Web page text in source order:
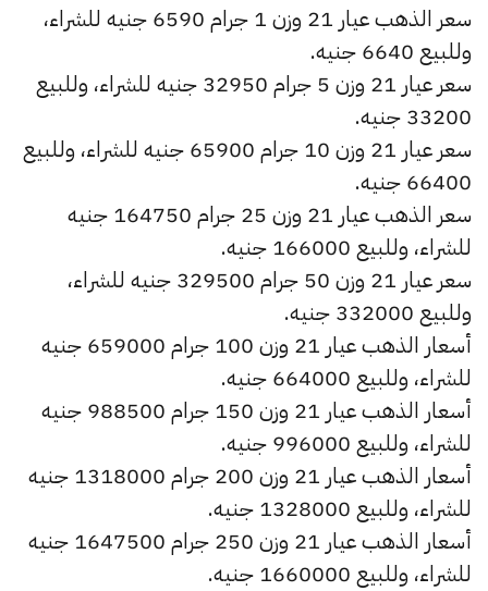
سعر الذهب عيار 21 وزن 1 جرام 6590 جنيه للشراء،
وللبيع 6640 جنيه.
سعر عيار 21 وزن 5 جرام 32950 جنيه للشراء، وللبيع
33200 جنيه.
سعر عيار 21 وزن 10 جرام 65900 جنيه للشراء، وللبيع
66400 جنيه.
سعر الذهب عيار 21 وزن 25 جرام 164750 جنيه
للشراء، وللبيع 166000 جنيه.
سعر عيار 21 وزن 50 جرام 329500 جنيه للشراء،
وللبيع 332000 جنيه.
أسعار الذهب عيار 21 وزن 100 جرام 659000 جنيه
للشراء، وللبيع 664000 جنيه.
أسعار الذهب عيار 21 وزن 150 جرام 988500 جنيه
للشراء، وللبيع 996000 جنيه.
أسعار الذهب عيار 21 وزن 200 جرام 1318000 جنيه
للشراء، وللبيع 1328000 جنيه.
أسعار الذهب عيار 21 وزن 250 جرام 1647500 جنيه
للشراء، وللبيع 1660000 جنيه.